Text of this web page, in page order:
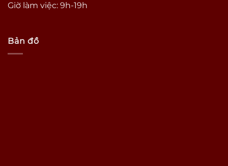
Giờ làm việc: 9h-19h
Bản đồ